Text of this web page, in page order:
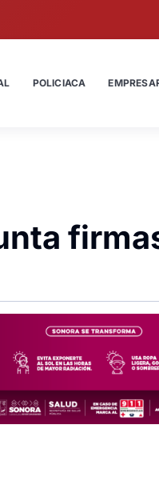
POLICIACA